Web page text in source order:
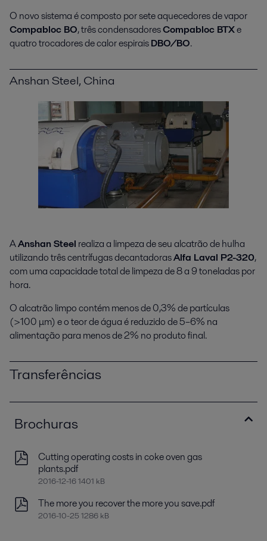
O novo sistema é composto por sete aquecedores de vapor
Compabloc BO, três condensadoresCompabloc BTXe
quatro trocadores de calor espiraisDBO/BO.
Anshan Steel, China
AAnshan Steel realiza a limpeza de seu alcatrão de hulha
utilizando três centrífugas decantadorasAlfa Laval P2-320,
com uma capacidade total de limpeza de 8 a 9 toneladas por
hora.
O alcatrão limpo contém menos de 0,3% de partículas
(>100 μm) e o teor de água é reduzido de 5–6% na
alimentação para menos de 2% no produto final.
Transferências
Brochuras
Cutting operating costs in coke oven gas
plants.pdf
2016-12-16 1401 kB
The more you recover the more you save.pdf
2016-10-25 1286 kB